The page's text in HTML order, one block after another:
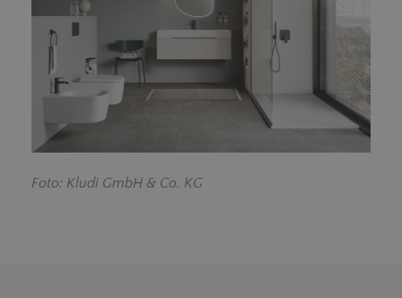
Foto: Kludi GmbH & Co. KG